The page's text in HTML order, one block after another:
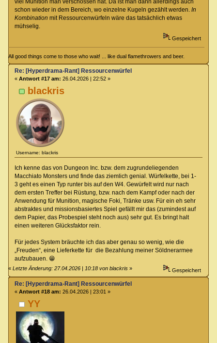
viel Munition man verschossen hat. Da ist man dann allerdings auch
schon wieder in dem Bereich, wo einzelne Kugeln gezählt werden. In
Kombination mit Ressourcenwürfeln wäre das tatsächlich etwas
mühselig.
Gespeichert
All good things come to those who wait! ... like dual flamethrowers and beer.
blackris
Username: blackris
Re: [Hyperdrama-Rant] Ressourcenwürfel
« Antwort #17 am: 26.04.2026 | 22:52 »
Ich kenne das von Dungeon Inc. bzw. dem zugrundeliegenden
Macchiato Monsters und finde das ziemlich genial. Würfelkette, bei 1-
3 geht es einen Typ runter bis auf den W4. Gewürfelt wird nur nach
dem ersten Treffer bei Rüstung, bzw. nach dem Kampf oder nach der
Anwendung für Munition, magische Foki, Tränke usw. Für ein eh sehr
abstraktes und missionsbasiertes Spiel gefällt mir das (zumindest auf
dem Papier, das Probespiel steht noch aus) sehr gut. Es bringt halt
einen weiteren Glücksfaktor rein.
Für jedes System bräuchte ich das aber genau so wenig, wie die
„Freuden“, eine Lieferkette für die Bezahlung meiner Söldnerarmee
aufzubauen. 😁
«Letzte Änderung: 27.04.2026 | 10:18 von blackris » Gespeichert
YY
Re: [Hyperdrama-Rant] Ressourcenwürfel
« Antwort #18 am: 26.04.2026 | 23:01 »